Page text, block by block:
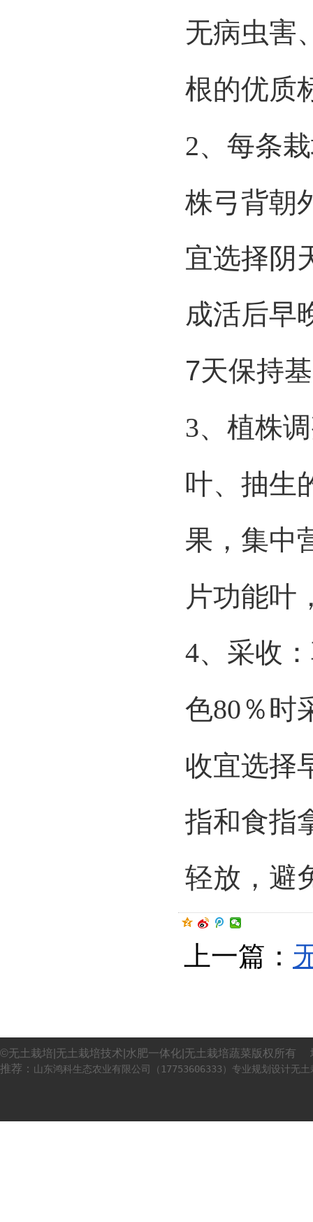
无病虫害
根的优质
2、 每条
株弓背朝
宜选择阴
成活后早
7天保持
3、 植株
叶、抽生
果，集中
片功能叶
4、 采收 ：
色80％时
收宜选择
指和食指
轻放，避
上一篇：
©无土栽培|无土栽培技术|水肥一体化|无土栽培蔬菜版权所有
推荐： 山东鸿科生态农业有限公司（17753606333）专业规划设计无